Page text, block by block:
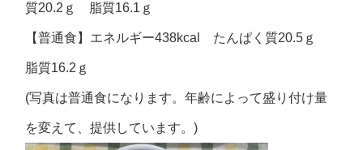
質20.2ｇ 脂質16.1ｇ
【普通食】エネルギー438kcal たんぱく質20.5ｇ
脂質16.2ｇ
(写真は普通食になります。年齢によって盛り付け量
を変えて、提供しています。)